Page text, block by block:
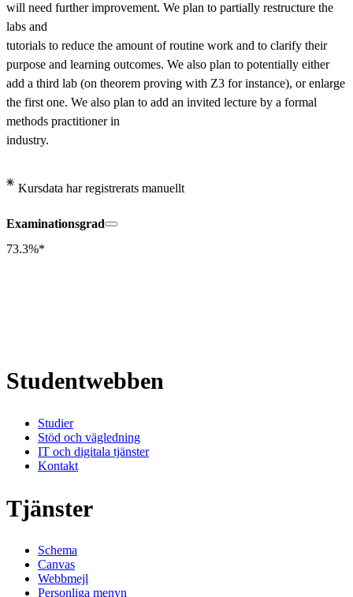
will need further improvement. We plan to partially restructure the
labs and
tutorials to reduce the amount of routine work and to clarify their
purpose and learning outcomes. We also plan to potentially either
add a third lab (on theorem proving with Z3 for instance), or enlarge
the first one. We also plan to add an invited lecture by a formal
methods practitioner in
industry.
Kursdata har registrerats manuellt
Examinationsgrad
73.3%*
Studentwebben
Studier
Stöd och vägledning
IT och digitala tjänster
Kontakt
Tjänster
Schema
Canvas
Webbmejl
Personliga menyn